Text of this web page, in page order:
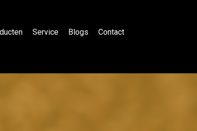
Service Blogs Contact